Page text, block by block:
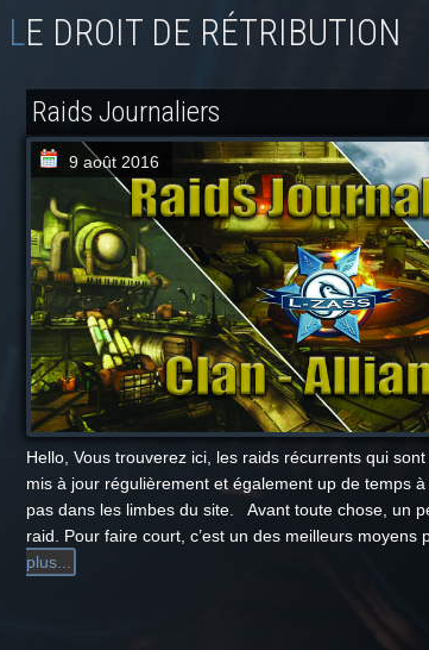
LE DROIT DE RÉTRIBUTION
Raids Journaliers
9 août 2016
Hello, Vous trouverez ici, les raids récurrents qui
mis à jour régulièrement et également up de temps
pas dans les limbes du site. Avant toute chose, un
raid. Pour faire court, c’est un des meilleurs
plus...